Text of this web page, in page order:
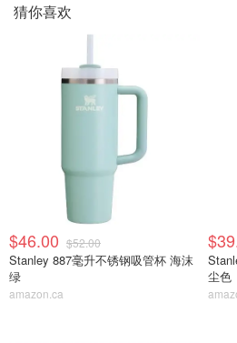
猜你喜欢
$46.00 $52.00
Stanley 887毫升不锈钢吸管杯 海沫
绿
amazon.ca
尘色